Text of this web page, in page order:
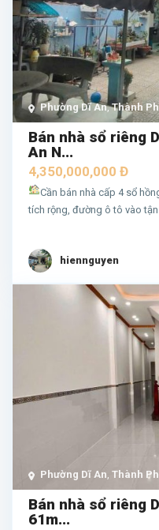
Phường Dĩ An,Thành
Bán nhà sổ riêng
An N...
4,350,000,000 Đ
Cần bán nhà cấp 4 sổ
tích rộng, đường ô tô vào
hiennguyen
Phường Dĩ An, Thành
Bán nhà sổ riêng
61m...